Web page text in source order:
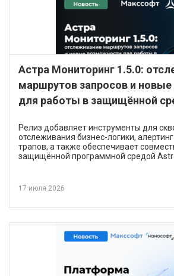
Астра Мониторинг 1.5.0:
маршрутов запросов и
для работы в защищённой
Релиз добавляет инструменты для
отслеживания бизнес-логики,
трапов, а также обеспечивает
защищённой программной средой
17 июля 2026